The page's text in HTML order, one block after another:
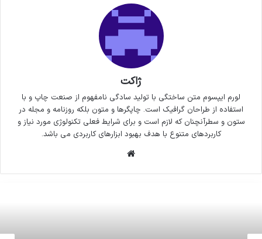
ژاکت
لورم ایپسوم متن ساختگی با تولید سادگی نامفهوم از صنعت چاپ و با
استفاده از طراحان گرافیک است. چاپگرها و متون بلکه روزنامه و مجله در
ستون و سطرآنچنان که لازم است و برای شرایط فعلی تکنولوژی مورد نیاز و
کاربردهای متنوع با هدف بهبود ابزارهای کاربردی می باشد.